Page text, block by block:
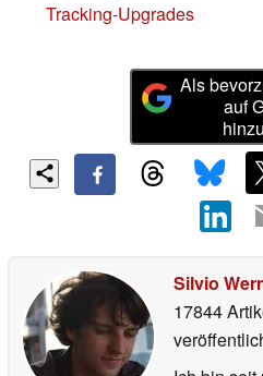
Tracking-Upgrades
Als
auf
Silvio
17844